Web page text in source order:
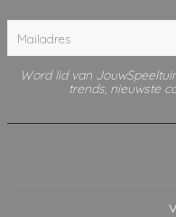
Word lid van
trends, nieuwste